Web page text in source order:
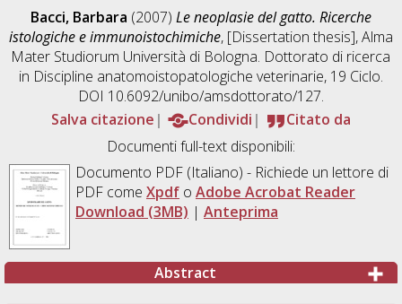
Bacci, Barbara (2007) Le neoplasie del gatto. Ricerche
istologiche e immunoistochimiche, [Dissertation thesis], Alma
Mater Studiorum Università di Bologna. Dottorato di ricerca
in Discipline anatomoistopatologiche veterinarie, 19 Ciclo.
DOI 10.6092/unibo/amsdottorato/127.
Salva citazione
Condividi
Citato da
Documenti full-text disponibili:
Documento PDF(Italiano) - Richiede un lettore di
PDF come Xpdfo Adobe Acrobat Reader
Download (3MB) | Anteprima
Abstract